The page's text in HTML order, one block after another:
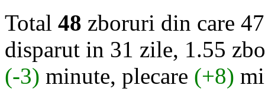
Total 48 zboruri din care
disparut in 31 zile, 1.55
(-3) minute, plecare (+8)